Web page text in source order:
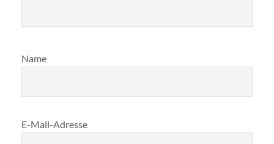
Name
E-Mail-Adresse